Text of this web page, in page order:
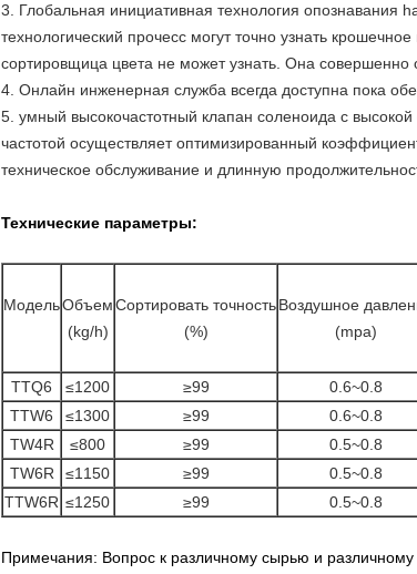
3. Глобальная инициативная технология опознавания
технологический прочесс могут точно узнать
сортировщица цвета не может узнать. Она
4. Онлайн инженерная служба всегда доступна пока
5. умный высокочастотный клапан соленоида с
частотой осуществляет оптимизированный
техническое обслуживание и длинную
Технические параметры:
МодельОбъем
(kg/h)
Сортировать точность
(%)
Воздушное
(mpa)
TTQ6 ≤1200 ≥99 0.6~0.8
TTW6
≤1300 ≥99 0.6~0.8
TW4R
≤800 ≥99 0.5~0.8
TW6R
≤1150 ≥99 0.5~0.8
TTW6R ≤1250 ≥99 0.5~0.8
Примечания: Вопрос к различному сырью и